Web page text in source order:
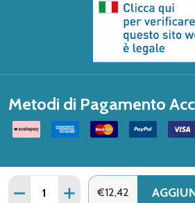
Quantità:
DIMINUISCI QUANTITÀ DI
AUMENTA QUANTITÀ DI
€12,42
Metodi di Pagamento